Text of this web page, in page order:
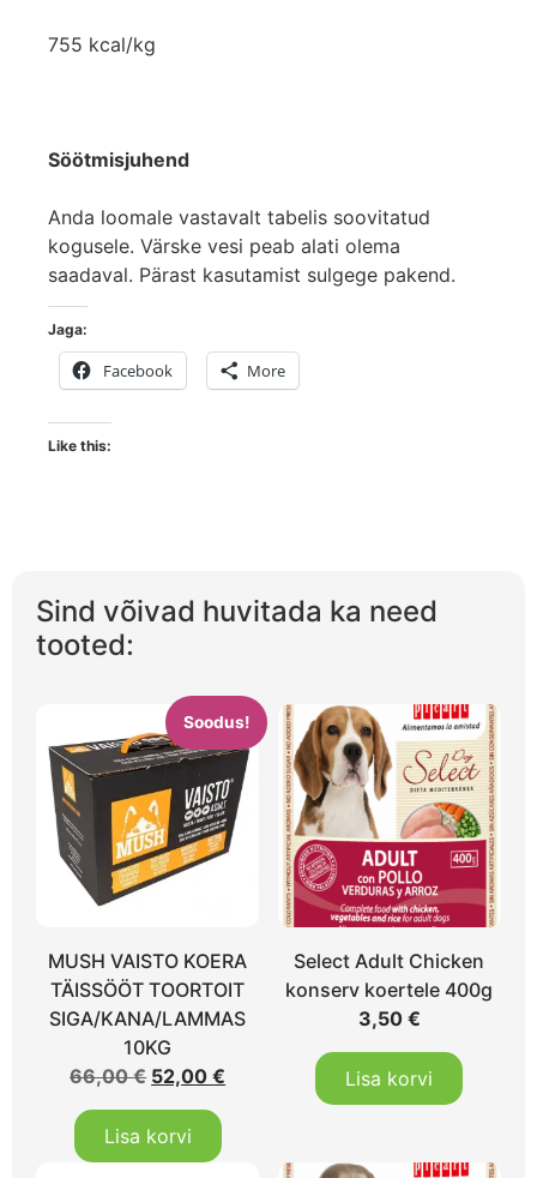
755 kcal/kg
Söötmisjuhend
Anda loomale vastavalt tabelis soovitatud
kogusele. Värske vesi peab alati olema
saadaval. Pärast kasutamist sulgege pakend.
Jaga:
Facebook More
Like this:
Sind võivad huvitada ka need
tooted:
Soodus!
MUSH VAISTO KOERA
TÄISSÖÖT TOORTOIT
SIGA/KANA/LAMMAS
10KG
66,00€ 52,00€
Lisa korvi
Select Adult Chicken
konserv koertele 400g
3,50 €
Lisa korvi